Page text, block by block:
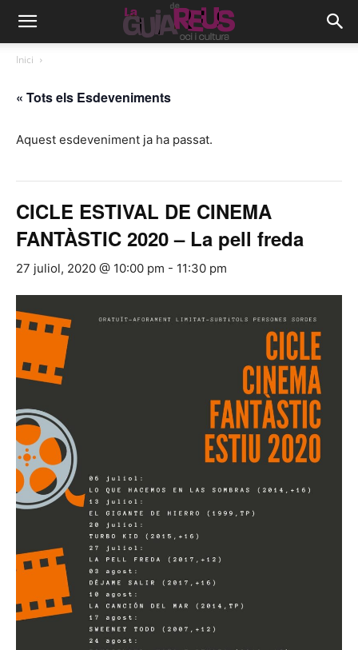
Inici
« Tots els Esdeveniments
Aquest esdeveniment ja ha passat.
CICLE ESTIVAL DE CINEMA
FANTÀSTIC 2020 – La pell freda
27 juliol, 2020 @ 10:00 pm - 11:30 pm